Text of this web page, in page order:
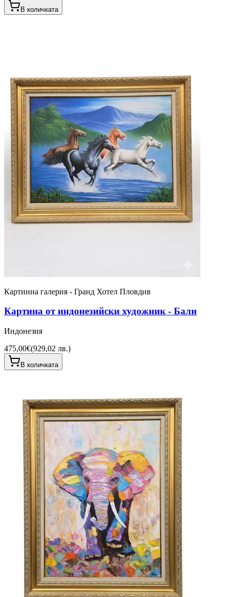
В количката
Картинна галерия - Гранд Хотел Пловдив
Картина от индонезийски художник - Бали
Индонезия
475,00€(929,02 лв.)
В количката